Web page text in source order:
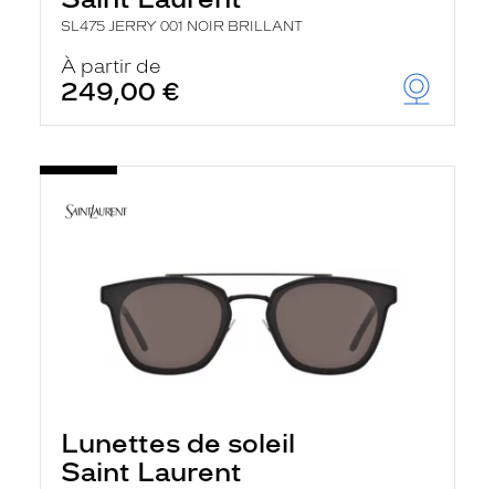
SL475 JERRY 001 NOIR BRILLANT
À partir de
249,00 €
Lunettes de soleil
Saint Laurent